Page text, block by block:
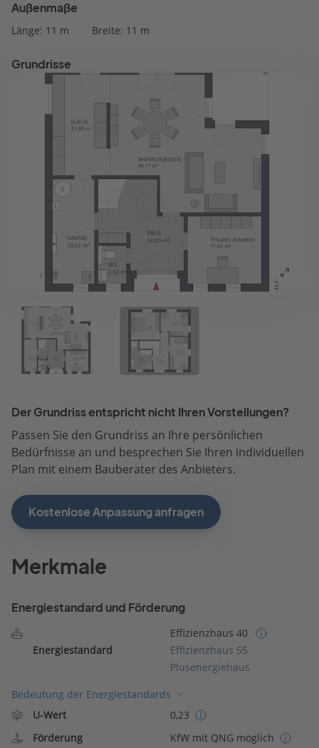
Außenmaße
Länge: 11 m Breite: 11 m
Grundrisse
Der Grundriss entspricht nicht Ihren Vorstellungen?
Passen Sie den Grundriss an Ihre persönlichen
Bedürfnisse an und besprechen Sie Ihren individuellen
Plan mit einem Bauberater des Anbieters.
Kostenlose Anpassung anfragen
Merkmale
Energiestandard und Förderung
Energiestandard
Effizienzhaus 40
Effizienzhaus 55
Plusenergiehaus
Bedeutung der Energiestandards
U-Wert
0,23
Förderung
KfW mit QNG möglich